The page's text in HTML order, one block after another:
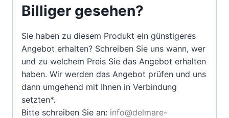
Billiger gesehen?
Sie haben zu diesem Produkt ein günstigeres
Angebot erhalten? Schreiben Sie uns wann, wer
und zu welchem Preis Sie das Angebot erhalten
haben. Wir werden das Angebot prüfen und uns
dann umgehend mit Ihnen in Verbindung
setzten*.
Bitte schreiben Sie an: info@delmare-